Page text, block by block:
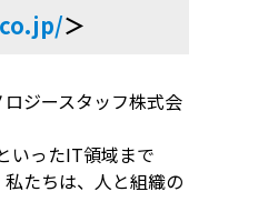
＞
ジースタッフ株式会
いったIT領域まで
たちは、人と組織の